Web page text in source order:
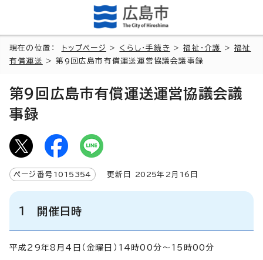
現在の位置： トップページ > くらし・手続き >福祉・介護 >福祉
有償運送
> 第9回広島市有償運送運営協議会議事録
第9回広島市有償運送運営協議会議
事録
ページ番号 1015354 更新日 2025年2月 16 日
1 開催日時
平成29年8月4日（金曜日）14時00分～15時00分